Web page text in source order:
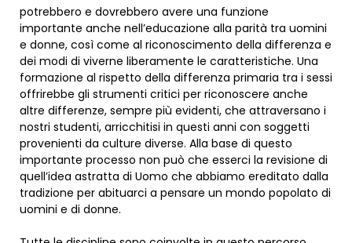
potrebbero e dovrebbero avere una funzione
importante anche nell’educazione alla parità tra uomini
e donne, così come al riconoscimento della differenza e
dei modi di viverne liberamente le caratteristiche. Una
formazione al rispetto della differenza primaria tra i sessi
offrirebbe gli strumenti critici per riconoscere anche
altre differenze, sempre più evidenti, che attraversano i
nostri studenti, arricchitisi in questi anni con soggetti
provenienti da culture diverse. Alla base di questo
importante processo non può che esserci la revisione di
quell’idea astratta di Uomo che abbiamo ereditato dalla
tradizione per abituarci a pensare un mondo popolato di
uomini e di donne.